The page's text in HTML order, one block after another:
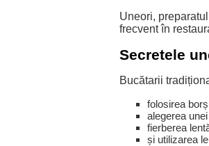
Uneori,
frecvent în
Secretele
Bucătarii
folosirea
alegerea
fierberea
și utilizarea